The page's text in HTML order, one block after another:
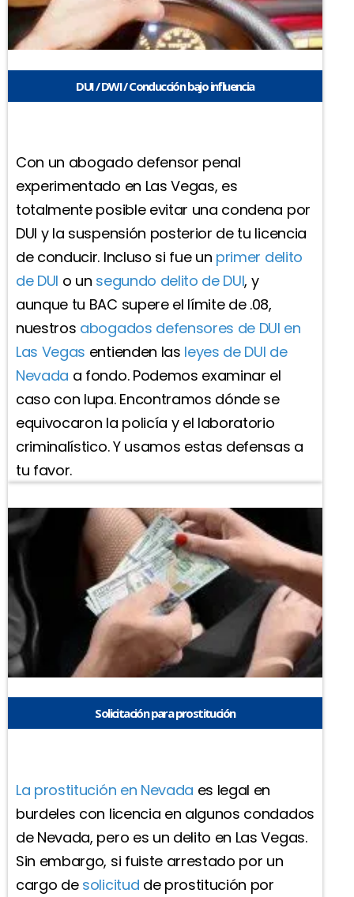
DUI / DWI / Conducción bajo influencia
Con un abogado defensor penal
experimentado en Las Vegas, es
totalmente posible evitar una condena por
DUI y la suspensión posterior de tu licencia
de conducir. Incluso si fue un primer delito
de DUI o un segundo delito de DUI, y
aunque tu BAC supere el límite de .08,
nuestros abogados defensores de DUI en
Las Vegas entienden las leyes de DUI de
Nevada a fondo. Podemos examinar el
caso con lupa. Encontramos dónde se
equivocaron la policía y el laboratorio
criminalístico. Y usamos estas defensas a
tu favor.
Solicitación para prostitución
La prostitución en Nevada es legal en
burdeles con licencia en algunos condados
de Nevada, pero es un delito en Las Vegas.
Sin embargo, si fuiste arrestado por un
cargo de solicitud de prostitución por